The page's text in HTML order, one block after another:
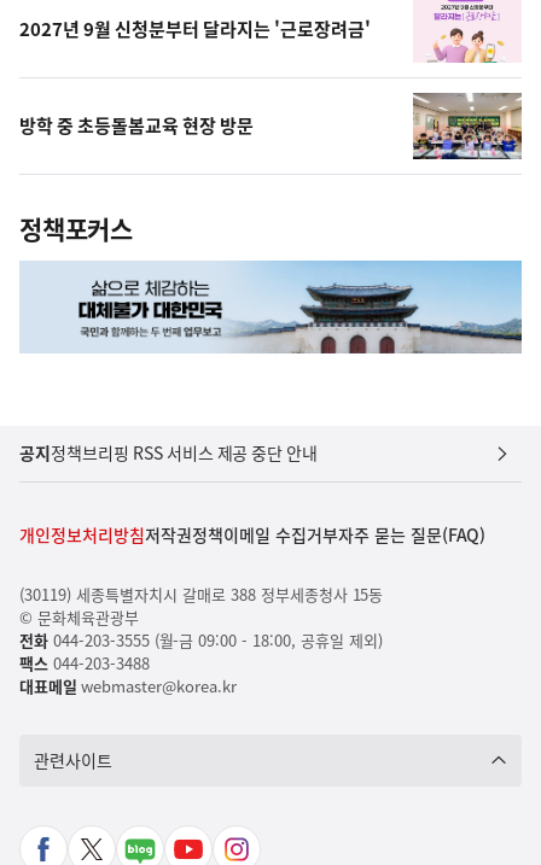
2027년 9월 신청분부터 달라지는 '근로장려금'
방학 중 초등돌봄교육 현장 방문
정책포커스
공지정책브리핑 RSS 서비스 제공 중단 안내
개인정보처리방침저작권정책이메일 수집거부자주 묻는 질문(FAQ)
(30119) 세종특별자치시 갈매로 388 정부세종청사 15동
© 문화체육관광부
전화044-203-3555 (월-금 09:00 - 18:00, 공휴일 제외)
팩스 044-203-3488
대표메일 webmaster@korea.kr
관련사이트